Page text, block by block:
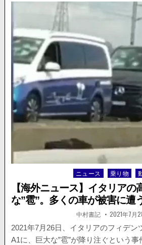
ニ
大
量
の
レ
ガ
降
り
注
マ
シ
ョ
ン
外
壁
の
一
部
が
Posted
in
ニュース 乗り物
【海外ニュース】イタリアの
な”雹”。多くの車が被害に遭
著
者:
中村書記 掲
載
日：
2021年7月
2021年7月26日、イタリアのフィデン
A1に、巨大な”雹”が降り注ぐという